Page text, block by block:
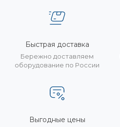
Быстрая доставка
Бережно доставляем
оборудование по России
Выгодные цены